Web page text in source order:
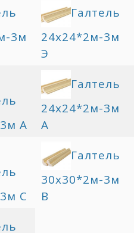
3м
Галтель
24х24*2м-3м
Э
А
Галтель
24х24*2м-3м
А
С
Галтель
30х30*2м-3м
В